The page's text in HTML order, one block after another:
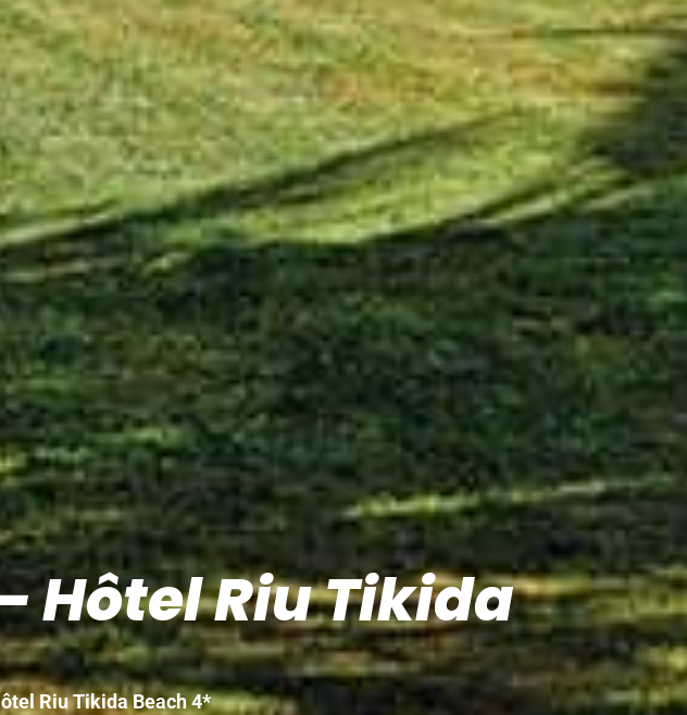
Hôtel Riu Tikida
Riu Tikida Beach 4*